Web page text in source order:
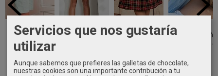
Conjunto niño
arras camisa
manga...
30,95 €
61,90 €
Vestido niña
ceremonia en
59,90 €
Vestido niña
vestir falda de
63,90 €
ceremonia niña
con flores al...
Servicios que nos gustaría
utilizar
Aunque sabemos que prefieres las galletas de chocolate,
nuestras cookies son una importante contribución a tu